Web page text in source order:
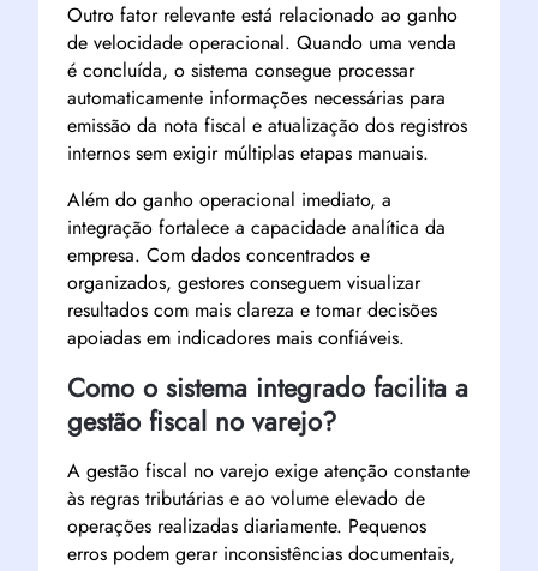
Outro fator relevante está relacionado ao ganho
de velocidade operacional. Quando uma venda
é concluída, o sistema consegue processar
automaticamente informações necessárias para
emissão da nota fiscal e atualização dos registros
internos sem exigir múltiplas etapas manuais.
Além do ganho operacional imediato, a
integração fortalece a capacidade analítica da
empresa. Com dados concentrados e
organizados, gestores conseguem visualizar
resultados com mais clareza e tomar decisões
apoiadas em indicadores mais confiáveis.
Como o sistema integrado facilita a
gestão fiscal no varejo?
A gestão fiscal no varejo exige atenção constante
às regras tributárias e ao volume elevado de
operações realizadas diariamente. Pequenos
erros podem gerar inconsistências documentais,